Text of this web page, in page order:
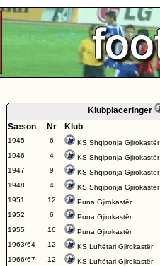
Klubplaceringer
Sæson
Nr Klub
1945 6 KS Shqiponja Gjirokastër
1946
4 KS Shqiponja Gjirokastër
1947
9 KS Shqiponja Gjirokastër
1948
4 KS Shqiponja Gjirokastër
1951
12 Puna Gjirokastër
1952
6 Puna Gjirokastër
1955
16 Puna Gjirokastër
1963/64
12 KS Luftëtari Gjirokastër
1966/67
12 KS Luftëtari Gjirokastër